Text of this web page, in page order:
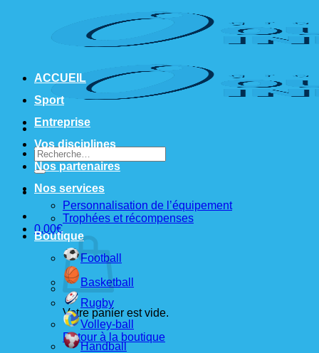
Recherche
pour :
0,00€
Votre panier est vide.
Retour à la boutique
ACCUEIL
Sport
Entreprise
Vos disciplines
Nos partenaires
Nos services
Personnalisation de l’équipement
Trophées et récompenses
Boutique
Football
Basketball
Rugby
Volley-ball
Handball